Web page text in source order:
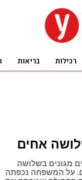
אחים
מגונים בשלושה
כחמש שנים. על המשפחה נכפתה